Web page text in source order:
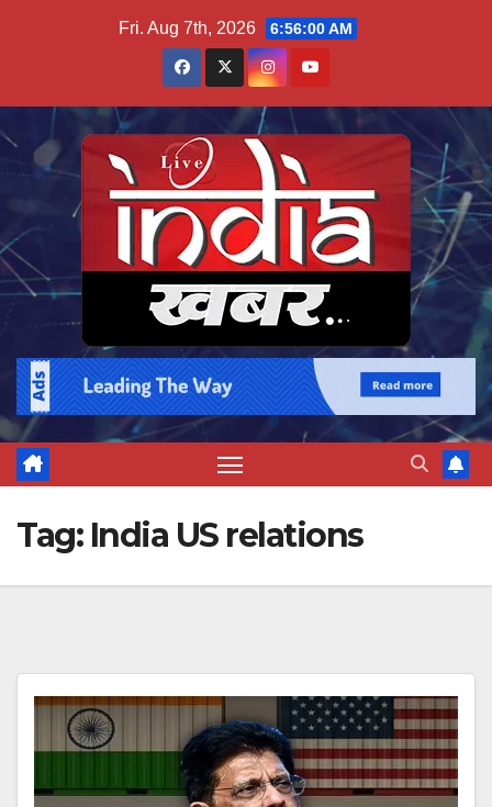
Fri. Aug 7th, 2026 6:56:00 AM
Tag: India US relations